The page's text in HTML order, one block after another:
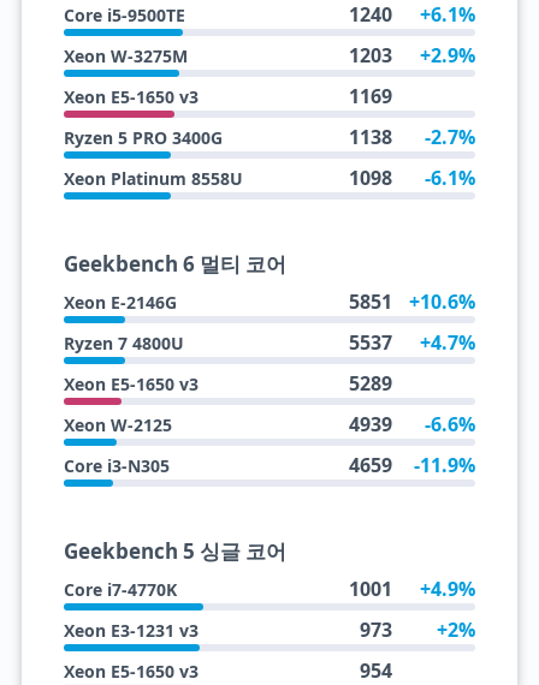
Core i5-9500TE 1240 +6.1%
Xeon W-3275M 1203 +2.9%
Xeon E5-1650 v3 1169
Ryzen 5 PRO 3400G 1138 -2.7%
Xeon Platinum 8558U 1098 -6.1%
Geekbench 6 멀티 코어
Xeon E-2146G 5851 +10.6%
Ryzen 7 4800U 5537 +4.7%
Xeon E5-1650 v3 5289
Xeon W-2125 4939 -6.6%
Core i3-N305 4659 -11.9%
Geekbench 5 싱글 코어
Core i7-4770K 1001 +4.9%
Xeon E3-1231 v3 973 +2%
Xeon E5-1650 v3 954